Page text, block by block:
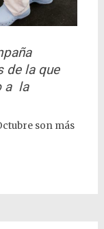
de la que
a la
son más